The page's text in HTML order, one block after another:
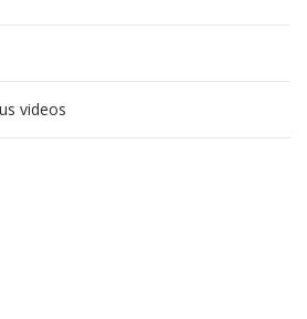
videos